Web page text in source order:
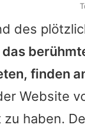
des
das
finden
Website
haben.